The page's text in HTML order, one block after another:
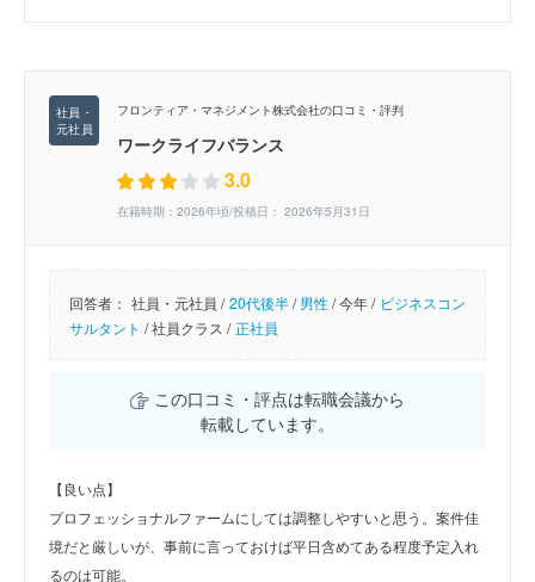
フロンティア・マネジメント株式会社の口コミ・評判
ワークライフバランス
3.0
在籍時期：2026年頃/投稿日： 2026年5月31日
回答者： 社員・元社員 / 20代後半/男性/今年 / ビジネスコン
サルタント /社員クラス / 正社員
この口コミ・評点は転職会議から
転載しています。
【良い点】
プロフェッショナルファームにしては調整しやすいと思う。案件佳
境だと厳しいが、事前に言っておけば平日含めてある程度予定入れ
るのは可能。